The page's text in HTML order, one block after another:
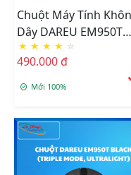
Chuột Máy Tính
Dây DAREU EM950T
MAGENTA (TRIPLE
MODE, ULTRALIGHT)
★ ★ ★ ★ ☆
490.000 đ
Mới 100%